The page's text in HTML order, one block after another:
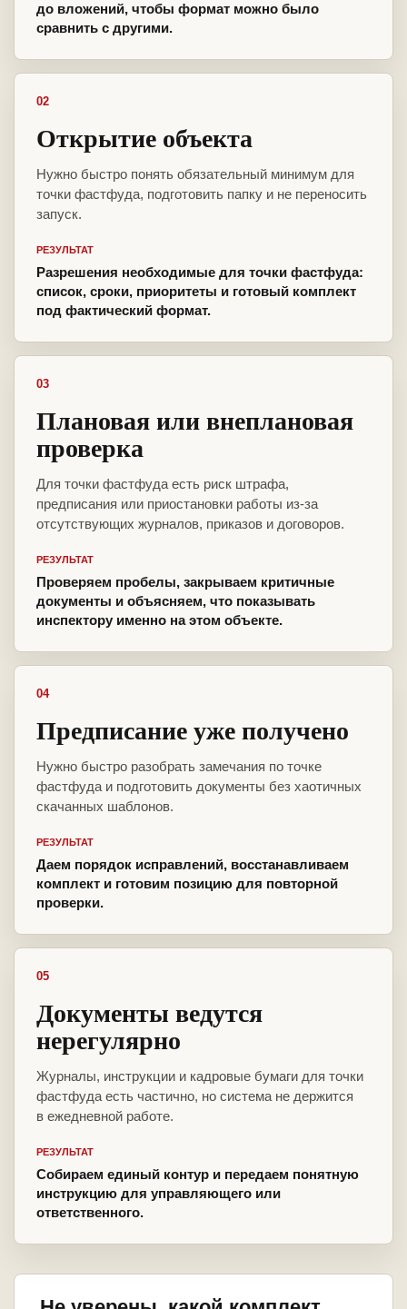
до вложений, чтобы формат можно было
сравнить с другими.
02
Открытие объекта
Нужно быстро понять обязательный минимум для
точки фастфуда, подготовить папку и не переносить
запуск.
РЕЗУЛЬТАТ
Разрешения необходимые для точки фастфуда:
список, сроки, приоритеты и готовый комплект
под фактический формат.
03
Плановая или внеплановая
проверка
Для точки фастфуда есть риск штрафа,
предписания или приостановки работы из-за
отсутствующих журналов, приказов и договоров.
РЕЗУЛЬТАТ
Проверяем пробелы, закрываем критичные
документы и объясняем, что показывать
инспектору именно на этом объекте.
04
Предписание уже получено
Нужно быстро разобрать замечания по точке
фастфуда и подготовить документы без хаотичных
скачанных шаблонов.
РЕЗУЛЬТАТ
Даем порядок исправлений, восстанавливаем
комплект и готовим позицию для повторной
проверки.
05
Документы ведутся
нерегулярно
Журналы, инструкции и кадровые бумаги для точки
фастфуда есть частично, но система не держится
в ежедневной работе.
РЕЗУЛЬТАТ
Собираем единый контур и передаем понятную
инструкцию для управляющего или
ответственного.